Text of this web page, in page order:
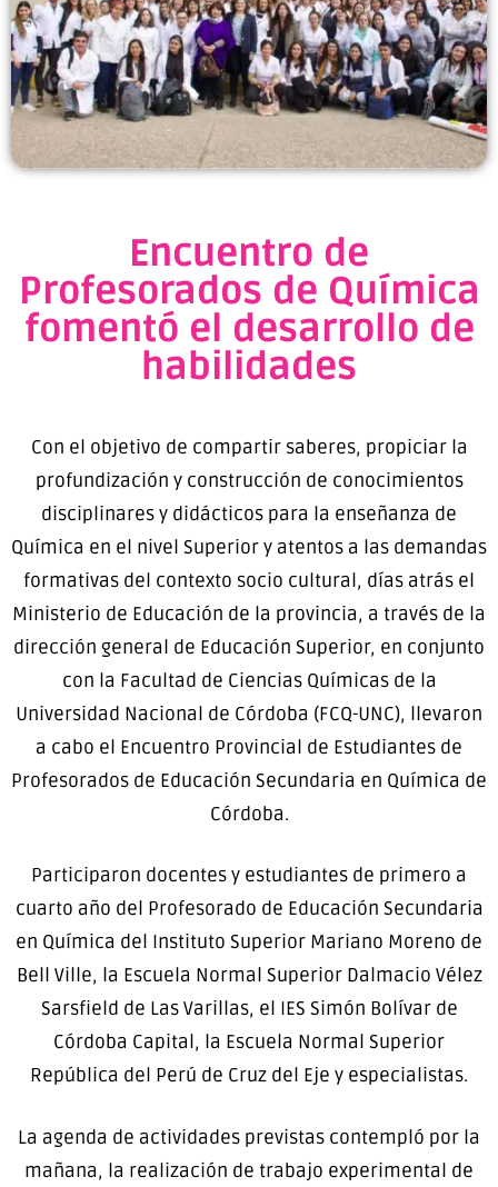
Encuentro de
Profesorados de Química
fomentó el desarrollo de
habilidades
Con el objetivo de compartir saberes, propiciar la
profundización y construcción de conocimientos
disciplinares y didácticos para la enseñanza de
Química en el nivel Superior y atentos a las demandas
formativas del contexto socio cultural, días atrás el
Ministerio de Educación de la provincia, a través de la
dirección general de Educación Superior, en conjunto
con la Facultad de Ciencias Químicas de la
Universidad Nacional de Córdoba (FCQ-UNC), llevaron
a cabo el Encuentro Provincial de Estudiantes de
Profesorados de Educación Secundaria en Química de
Córdoba.
Participaron docentes y estudiantes de primero a
cuarto año del Profesorado de Educación Secundaria
en Química del Instituto Superior Mariano Moreno de
Bell Ville, la Escuela Normal Superior Dalmacio Vélez
Sarsfield de Las Varillas, el IES Simón Bolívar de
Córdoba Capital, la Escuela Normal Superior
República del Perú de Cruz del Eje y especialistas.
La agenda de actividades previstas contempló por la
mañana, la realización de trabajo experimental de